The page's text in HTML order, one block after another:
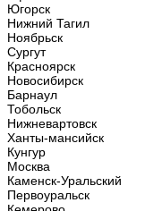
Югорск
Нижний Тагил
Ноябрьск
Сургут
Красноярск
Новосибирск
Барнаул
Тобольск
Нижневартовск
Ханты-мансийск
Кунгур
Москва
Каменск-Уральский
Первоуральск